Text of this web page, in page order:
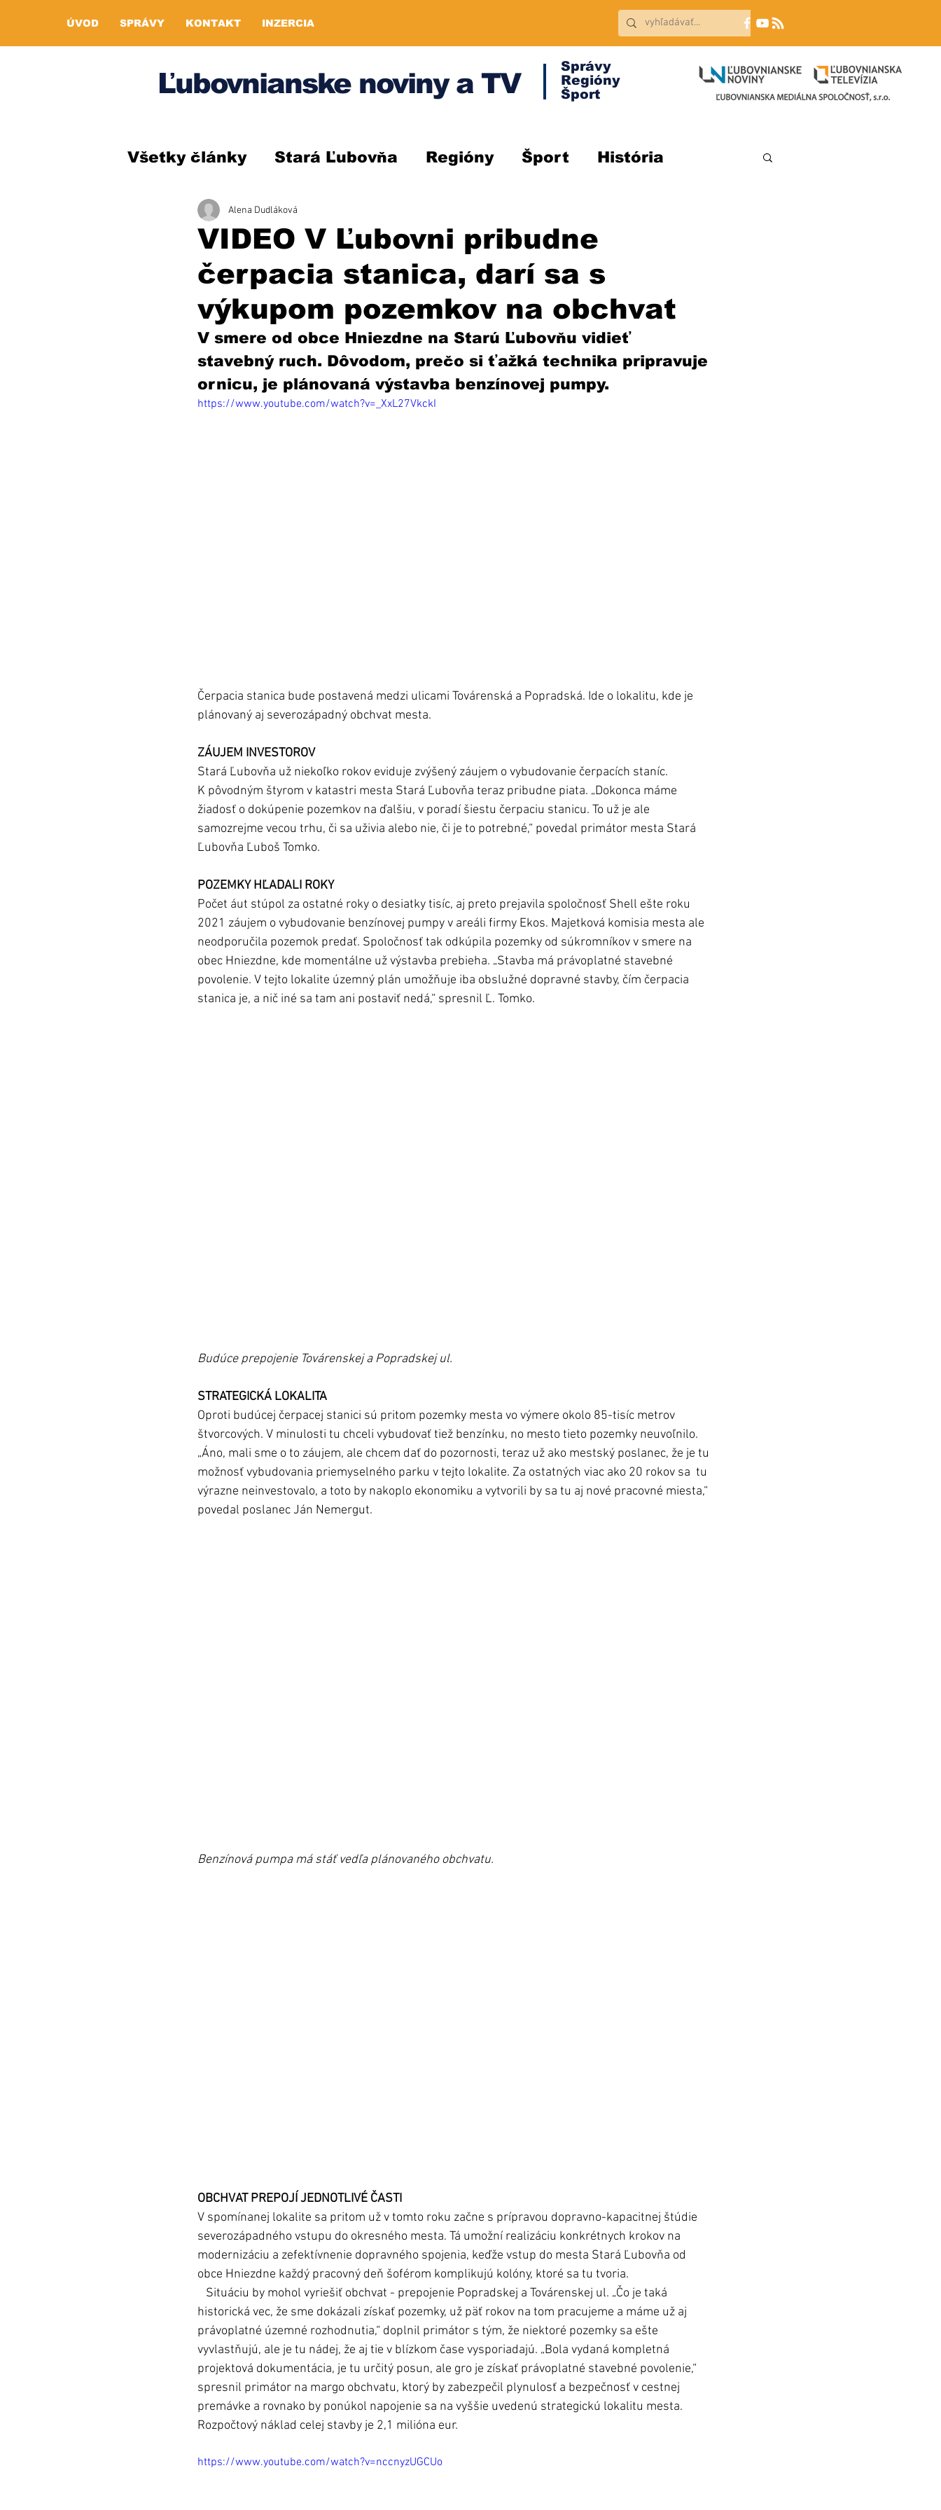
ÚVOD SPRÁVY KONTAKT INZERCIA
Ľubovnianske noviny a TV
Správy
Regióny
Šport
Všetky články Stará Ľubovňa Regióny Šport História
VIDEO V Ľubovni pribudne
čerpacia stanica, darí sa s
výkupom pozemkov na obchvat
Alena Dudláková
V smere od obce Hniezdne na Starú Ľubovňu vidieť
stavebný ruch. Dôvodom, prečo si ťažká technika pripravuje
ornicu, je plánovaná výstavba benzínovej pumpy.
https://www.youtube.com/watch?v=_XxL27VkckI
Čerpacia stanica bude postavená medzi ulicami Továrenská a Popradská. Ide o lokalitu, kde je
plánovaný aj severozápadný obchvat mesta.
ZÁUJEM INVESTOROV
Stará Ľubovňa už niekoľko rokov eviduje zvýšený záujem o vybudovanie čerpacích staníc.
K pôvodným štyrom v katastri mesta Stará Ľubovňa teraz pribudne piata. „Dokonca máme
žiadosť o dokúpenie pozemkov na ďalšiu, v poradí šiestu čerpaciu stanicu. To už je ale
samozrejme vecou trhu, či sa uživia alebo nie, či je to potrebné,“ povedal primátor mesta Stará
Ľubovňa Ľuboš Tomko.
POZEMKY HĽADALI ROKY
Počet áut stúpol za ostatné roky o desiatky tisíc, aj preto prejavila spoločnosť Shell ešte roku
2021 záujem o vybudovanie benzínovej pumpy v areáli firmy Ekos. Majetková komisia mesta ale
neodporučila pozemok predať. Spoločnosť tak odkúpila pozemky od súkromníkov v smere na
obec Hniezdne, kde momentálne už výstavba prebieha. „Stavba má právoplatné stavebné
povolenie. V tejto lokalite územný plán umožňuje iba obslužné dopravné stavby, čím čerpacia
stanica je, a nič iné sa tam ani postaviť nedá,“ spresnil Ľ. Tomko.
Budúce prepojenie Továrenskej a Popradskej ul.
STRATEGICKÁ LOKALITA
Oproti budúcej čerpacej stanici sú pritom pozemky mesta vo výmere okolo 85-tisíc metrov
štvorcových. V minulosti tu chceli vybudovať tiež benzínku, no mesto tieto pozemky neuvoľnilo.
„Áno, mali sme o to záujem, ale chcem dať do pozornosti, teraz už ako mestský poslanec, že je tu
možnosť vybudovania priemyselného parku v tejto lokalite. Za ostatných viac ako 20 rokov sa  tu
výrazne neinvestovalo, a toto by nakoplo ekonomiku a vytvorili by sa tu aj nové pracovné miesta,“
povedal poslanec Ján Nemergut.
Benzínová pumpa má stáť vedľa plánovaného obchvatu.
OBCHVAT PREPOJÍ JEDNOTLIVÉ ČASTI
V spomínanej lokalite sa pritom už v tomto roku začne s prípravou dopravno-kapacitnej štúdie
severozápadného vstupu do okresného mesta. Tá umožní realizáciu konkrétnych krokov na
modernizáciu a zefektívnenie dopravného spojenia, keďže vstup do mesta Stará Ľubovňa od
obce Hniezdne každý pracovný deň šoférom komplikujú kolóny, ktoré sa tu tvoria.
historická vec, že sme dokázali získať pozemky, už päť rokov na tom pracujeme a máme už aj
právoplatné územné rozhodnutia,“ doplnil primátor s tým, že niektoré pozemky sa ešte
vyvlastňujú, ale je tu nádej, že aj tie v blízkom čase vysporiadajú. „Bola vydaná kompletná
projektová dokumentácia, je tu určitý posun, ale gro je získať právoplatné stavebné povolenie,“
spresnil primátor na margo obchvatu, ktorý by zabezpečil plynulosť a bezpečnosť v cestnej
premávke a rovnako by ponúkol napojenie sa na vyššie uvedenú strategickú lokalitu mesta.
Rozpočtový náklad celej stavby je 2,1 milióna eur.
https://www.youtube.com/watch?v=nccnyzUGCUo